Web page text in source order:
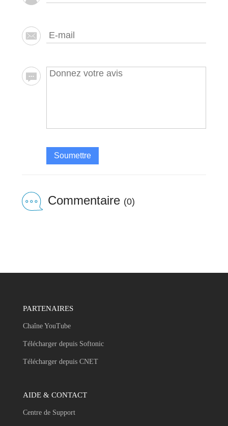
Soumettre
Commentaire (0)
PARTENAIRES
Chaîne YouTube
Télécharger depuis Softonic
Télécharger depuis CNET
AIDE & CONTACT
Centre de Support